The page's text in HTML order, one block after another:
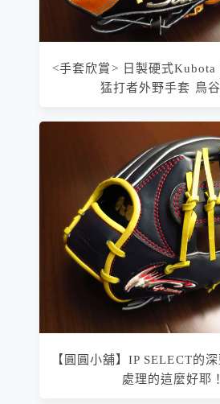
<手套欣賞> 日製硬式Kubota
猛打者外野手套 鳥
【圓圓小舖】IP SELECT的
處理的這麼好耶